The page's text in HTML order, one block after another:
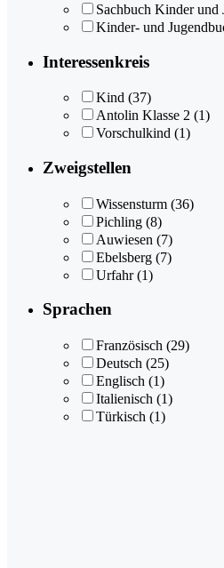
Sachbuch Kinder und
Kinder- und
Interessenkreis
Kind (37)
Antolin Klasse 2 (1)
Vorschulkind (1)
Zweigstellen
Wissensturm (36)
Pichling (8)
Auwiesen (7)
Ebelsberg (7)
Urfahr (1)
Sprachen
Französisch (29)
Deutsch (25)
Englisch (1)
Italienisch (1)
Türkisch (1)